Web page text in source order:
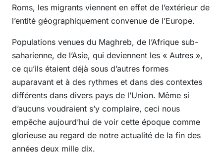
Roms, les migrants viennent en effet de l’extérieur de
l’entité géographiquement convenue de l’Europe.
Populations venues du Maghreb, de l’Afrique sub-
saharienne, de l’Asie, qui deviennent les « Autres »,
ce qu’ils étaient déjà sous d’autres formes
auparavant et à des rythmes et dans des contextes
différents dans divers pays de l’Union. Même si
d’aucuns voudraient s’y complaire, ceci nous
empêche aujourd’hui de voir cette époque comme
glorieuse au regard de notre actualité de la fin des
années deux mille dix.